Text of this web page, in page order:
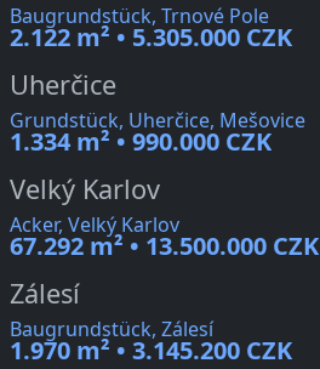
Baugrundstück, Trnové Pole
2.122 m² • 5.305.000 CZK
Uherčice
Grundstück, Uherčice, Mešovice
1.334 m² • 990.000 CZK
Velký Karlov
Acker, Velký Karlov
67.292 m² • 13.500.000 CZK
Zálesí
Baugrundstück, Zálesí
1.970 m² • 3.145.200 CZK